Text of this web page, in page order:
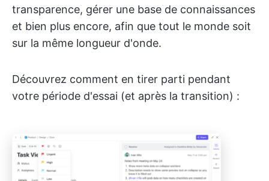
transparence, gérer une base de connaissances
et bien plus encore, afin que tout le monde soit
sur la même longueur d'onde.
Découvrez comment en tirer parti pendant
votre période d'essai (et après la transition) :